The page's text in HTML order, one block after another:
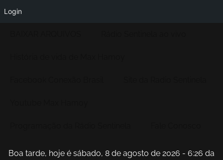
Boa tarde, hoje é sábado, 8 de agosto de 2026 - 6:26 da
Login